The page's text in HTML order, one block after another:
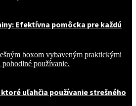
Efektívna pomôcka pre každú
uľahčia používanie strešného